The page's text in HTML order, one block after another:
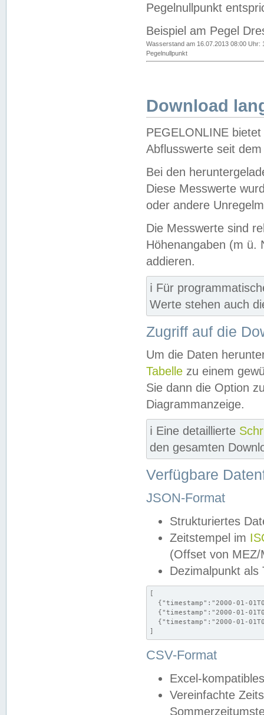
Pegelnullpunkt
Beispiel am Pegel
Wasserstand am 16.07.2013 08:00 Uhr:
Pegelnullpunkt
Download
PEGELONLINE
Abflusswerte seit
Bei den
Diese Messwerte
oder andere
Die Messwerte sind
Höhenangaben (m ü.
addieren.
ℹ️ Für
Werte stehen auch
Zugriff auf die
Um die Daten
Tabelle zu einem
Sie dann die Option
Diagrammanzeige.
ℹ️ Eine detaillierte
den gesamten
Verfügbare
JSON-Format
Strukturiertes
Zeitstempel im
(Offset von MEZ/
Dezimalpunkt als
[
{"timestamp":"2000-01-
{"timestamp":"2000-01-
{"timestamp":"2000-01-
]
CSV-Format
Excel-
Vereinfachte